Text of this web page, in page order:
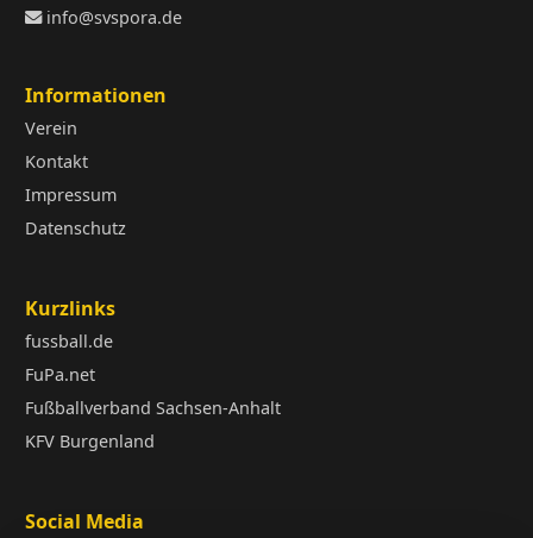
info@svspora.de
Informationen
Verein
Kontakt
Impressum
Datenschutz
Kurzlinks
fussball.de
FuPa.net
Fußballverband Sachsen-Anhalt
KFV Burgenland
Social Media